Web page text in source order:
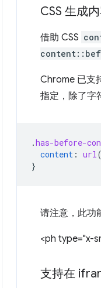
CSS 生成
借助 CSS
Chrome 已支
指定，除了字
.has-before-
content : url(
}
请注意，此功
<ph type="x-
支持在